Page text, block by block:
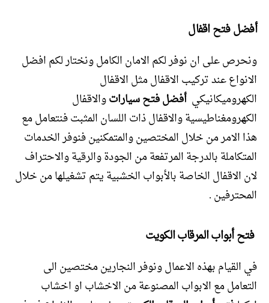
أفضل فتح اقفال
ونحرص على ان نوفر لكم الامان الكامل ونختار لكم افضل
الانواع عند تركيب الاقفال مثل الاقفال
الكهروميكانيكي أفضل فتح سياراتوالاقفال
الكهرومغناطيسية والاقفال ذات اللسان المثبت فنتعامل مع
هذا الامر من خلال المختصين والمتمكنين فنوفر الخدمات
المتكاملة بالدرجة المرتفعة من الجودة والرقية والاحتراف
لان الاقفال الخاصة بالأبواب الخشبية يتم تشغيلها من خلال
المحترفين .
فتح أبواب المرقاب الكويت
في القيام بهذه الاعمال ونوفر النجارين مختصين الى
التعامل مع الابواب المصنوعة من الاخشاب او اخشاب